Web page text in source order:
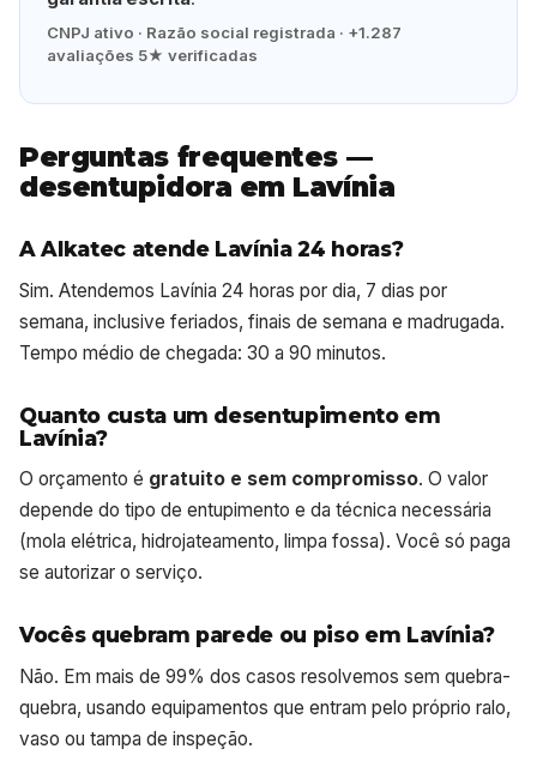
CNPJ ativo · Razão social registrada · +1.287
avaliações 5★ verificadas
Perguntas frequentes —
desentupidora em Lavínia
A Alkatec atende Lavínia 24 horas?
Sim. Atendemos Lavínia 24 horas por dia, 7 dias por
semana, inclusive feriados, finais de semana e madrugada.
Tempo médio de chegada: 30 a 90 minutos.
Quanto custa um desentupimento em
Lavínia?
O orçamento é gratuito e sem compromisso. O valor
depende do tipo de entupimento e da técnica necessária
(mola elétrica, hidrojateamento, limpa fossa). Você só paga
se autorizar o serviço.
Vocês quebram parede ou piso em Lavínia?
Não. Em mais de 99% dos casos resolvemos sem quebra-
quebra, usando equipamentos que entram pelo próprio ralo,
vaso ou tampa de inspeção.